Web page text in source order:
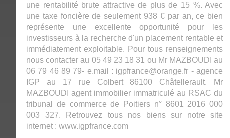
une rentabilité brute attractive de plus de 15 %. Avec
une taxe foncière de seulement 938 € par an, ce bien
représente une excellente opportunité pour les
investisseurs à la recherche d'un placement rentable et
immédiatement exploitable. Pour tous renseignements
nous contacter au 05 49 23 18 31 ou Mr MAZBOUDI au
06 79 46 89 79- e.mail : igpfrance@orange.fr - agence
IGP au 17 rue Colbert 86100 Châtellerault. Mr
MAZBOUDI agent immobilier immatriculé au RSAC du
tribunal de commerce de Poitiers n° 8601 2016 000
003 327. Retrouvez tous nos biens sur notre site
internet : www.igpfrance.com